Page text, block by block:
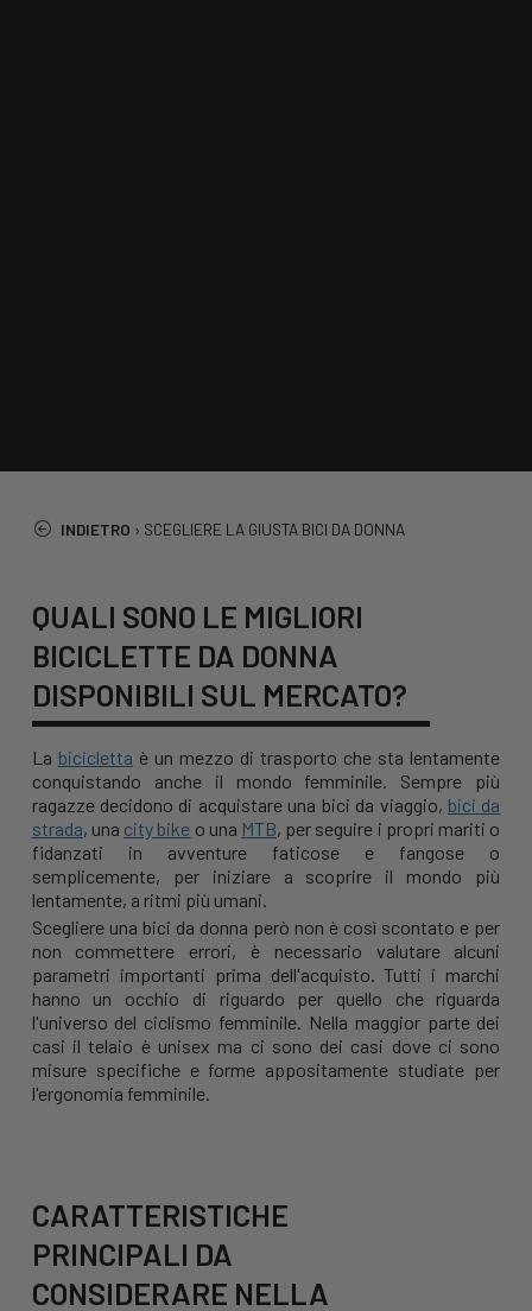
INDIETRO › SCEGLIERE LA GIUSTA BICI DA DONNA
QUALI SONO LE MIGLIORI
BICICLETTE DA DONNA
DISPONIBILI SUL MERCATO?
La bicicletta è un mezzo di trasporto che sta lentamente
conquistando anche il mondo femminile. Sempre più
ragazze decidono di acquistare una bici da viaggio, bici da
strada, una city bike o una MTB, per seguire i propri mariti o
fidanzati in avventure faticose e fangose o
semplicemente, per iniziare a scoprire il mondo più
lentamente, a ritmi più umani.
Scegliere una bici da donna però non è così scontato e per
non commettere errori, è necessario valutare alcuni
parametri importanti prima dell'acquisto. Tutti i marchi
hanno un occhio di riguardo per quello che riguarda
l'universo del ciclismo femminile. Nella maggior parte dei
casi il telaio è unisex ma ci sono dei casi dove ci sono
misure specifiche e forme appositamente studiate per
l'ergonomia femminile.
CARATTERISTICHE
PRINCIPALI DA
CONSIDERARE NELLA